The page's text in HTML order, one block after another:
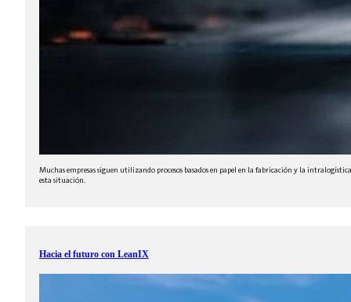
Muchas empresas siguen utilizando procesos basados en papel en la fabricación y la
esta situación.
Hacia el futuro con LeanIX